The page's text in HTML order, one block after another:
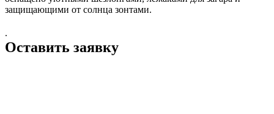
защищающими от солнца зонтами.
.
Оставить заявку